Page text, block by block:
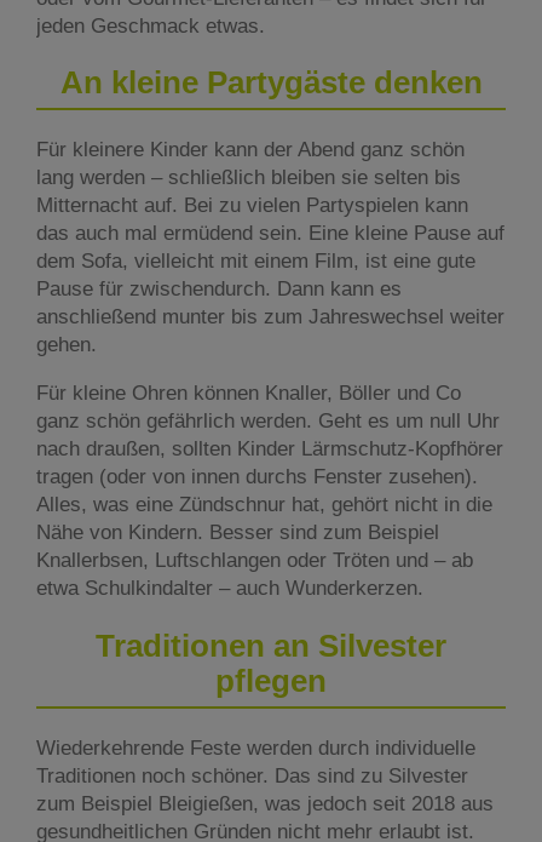
jeden Geschmack etwas.
An kleine Partygäste denken
Für kleinere Kinder kann der Abend ganz schön
lang werden – schließlich bleiben sie selten bis
Mitternacht auf. Bei zu vielen Partyspielen kann
das auch mal ermüdend sein. Eine kleine Pause auf
dem Sofa, vielleicht mit einem Film, ist eine gute
Pause für zwischendurch. Dann kann es
anschließend munter bis zum Jahreswechsel weiter
gehen.
Für kleine Ohren können Knaller, Böller und Co
ganz schön gefährlich werden. Geht es um null Uhr
nach draußen, sollten Kinder Lärmschutz-Kopfhörer
tragen (oder von innen durchs Fenster zusehen).
Alles, was eine Zündschnur hat, gehört nicht in die
Nähe von Kindern. Besser sind zum Beispiel
Knallerbsen, Luftschlangen oder Tröten und – ab
etwa Schulkindalter – auch Wunderkerzen.
Traditionen an Silvester
pflegen
Wiederkehrende Feste werden durch individuelle
Traditionen noch schöner. Das sind zu Silvester
zum Beispiel Bleigießen, was jedoch seit 2018 aus
gesundheitlichen Gründen nicht mehr erlaubt ist.